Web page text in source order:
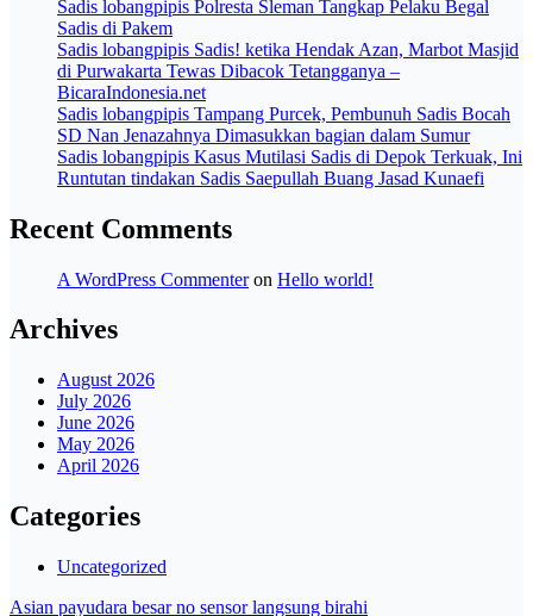
Sadis lobangpipis Polresta Sleman Tangkap Pelaku Begal
Sadis di Pakem
Sadis lobangpipis Sadis! ketika Hendak Azan, Marbot Masjid
di Purwakarta Tewas Dibacok Tetangganya –
BicaraIndonesia.net
Sadis lobangpipis Tampang Purcek, Pembunuh Sadis Bocah
SD Nan Jenazahnya Dimasukkan bagian dalam Sumur
Sadis lobangpipis Kasus Mutilasi Sadis di Depok Terkuak, Ini
Runtutan tindakan Sadis Saepullah Buang Jasad Kunaefi
Recent Comments
A WordPress Commenteron Hello world!
Archives
August 2026
July 2026
June 2026
May 2026
April 2026
Categories
Uncategorized
Asian payudara besar no sensor langsung birahi